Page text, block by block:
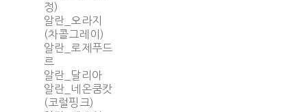
정)
알란_오라지
(차콜그레이)
알란_로제푸드
르
알란_달리아
알란_네온쿰캇
(코럴핑크)